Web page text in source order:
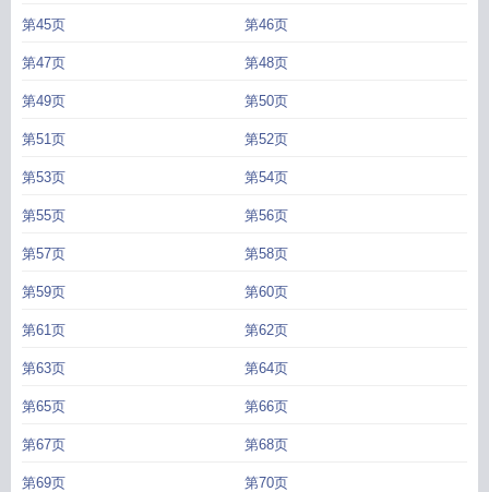
第45页 第46页
第47页 第48页
第49页 第50页
第51页 第52页
第53页 第54页
第55页 第56页
第57页 第58页
第59页 第60页
第61页 第62页
第63页 第64页
第65页 第66页
第67页 第68页
第69页 第70页